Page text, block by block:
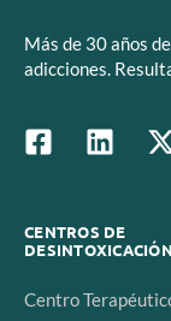
Más de 30 años
adicciones.
CENTROS DE
DESINTOXICACIÓN
Centro